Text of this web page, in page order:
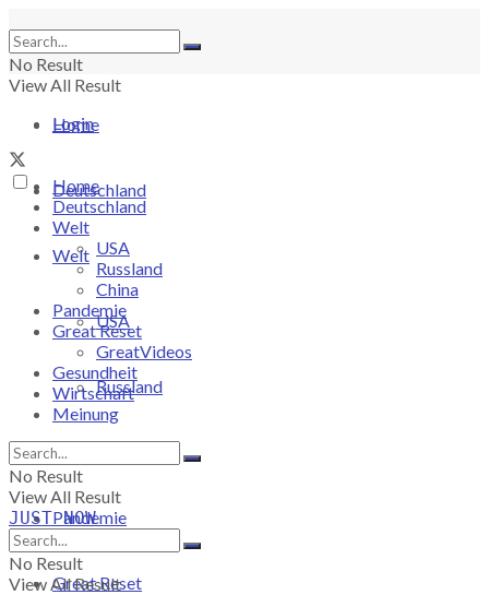
No Result
View All Result
Login
Home
Deutschland
Welt
USA
Russland
Pandemie
Great Reset
Home
Deutschland
Welt
USA
Russland
China
Pandemie
Great Reset
GreatVideos
Gesundheit
Wirtschaft
Meinung
No Result
View All Result
JUST-NOW
No Result
View All Result